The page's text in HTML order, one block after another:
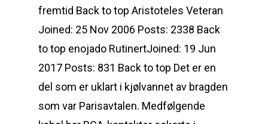
fremtid Back to top Aristoteles Veteran
Joined: 25 Nov 2006 Posts: 2338 Back
to top enojado RutinertJoined: 19 Jun
2017 Posts: 831 Back to top Det er en
del som er uklart i kjølvannet av bragden
som var Parisavtalen. Medfølgende